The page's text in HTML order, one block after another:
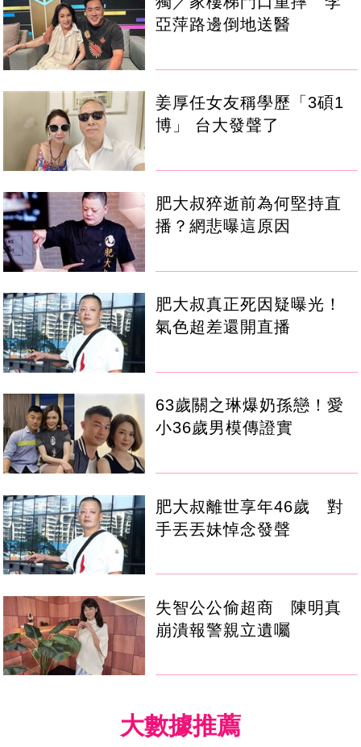
亞萍路邊倒地送醫
姜厚任女友稱學歷「3碩1
博」 台大發聲了
肥大叔猝逝前為何堅持直
播？網悲曝這原因
肥大叔真正死因疑曝光！
氣色超差還開直播
63歲關之琳爆奶孫戀！愛
小36歲男模傳證實
肥大叔離世享年46歲 對
手丟丟妹悼念發聲
失智公公偷超商 陳明真
崩潰報警親立遺囑
大數據推薦